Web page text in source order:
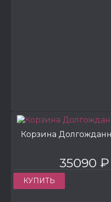
Корзина
35090 ₽
КУПИТЬ